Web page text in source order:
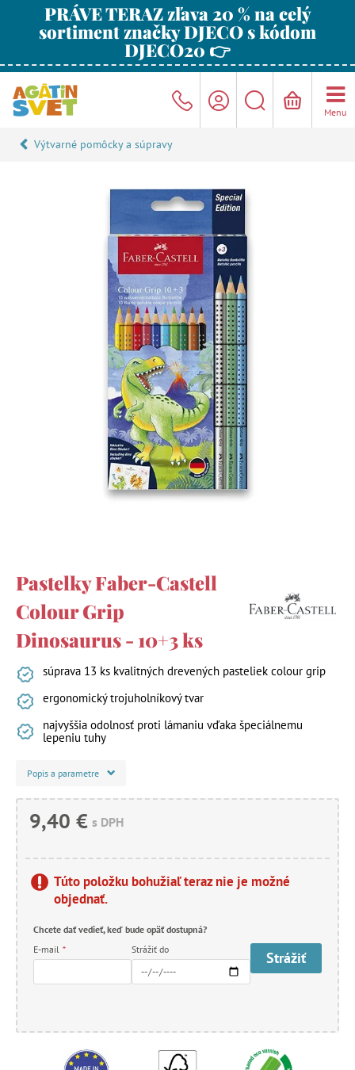
PRÁVE TERAZ zľava 20 % na celý
sortiment značky DJECO s kódom
DJECO20 👉
Menu
Výtvarné pomôcky a súpravy
Pastelky Faber-Castell
Colour Grip
Dinosaurus - 10+3 ks
súprava 13 ks kvalitných drevených pasteliek colour grip
ergonomický trojuholníkový tvar
najvyššia odolnosť proti lámaniu vďaka špeciálnemu
lepeniu tuhy
Popis a parametre
9,40 € s DPH
Túto položku bohužiaľ teraz nie je možné
objednať.
Chcete dať vedieť, keď bude opäť dostupná?
E-mail * Strážiť do Strážiť